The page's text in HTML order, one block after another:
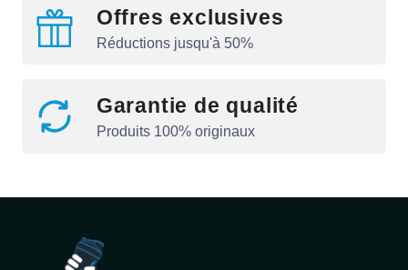
Offres exclusives
Réductions jusqu'à 50%
Garantie de qualité
Produits 100% originaux